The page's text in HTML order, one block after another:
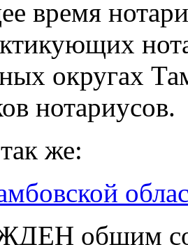
время
округах
нотариусов.
же:
общим